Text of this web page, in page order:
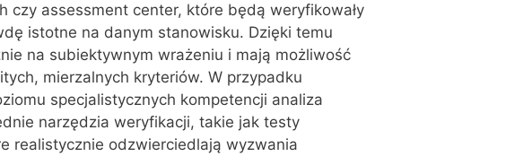
czy assessment center, które będą weryfikowały
istotne na danym stanowisku. Dzięki temu
na subiektywnym wrażeniu i mają możliwość
mierzalnych kryteriów. W przypadku
specjalistycznych kompetencji analiza
narzędzia weryfikacji, takie jak testy
realistycznie odzwierciedlają wyzwania